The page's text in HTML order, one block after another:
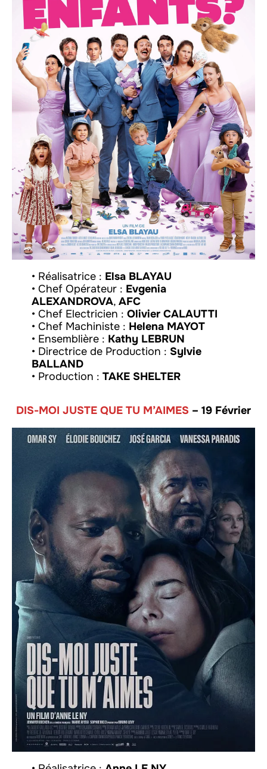
• Réalisatrice : Elsa BLAYAU
• Chef Opérateur : Evgenia
ALEXANDROVA, AFC
• Chef Electricien : Olivier CALAUTTI
• Chef Machiniste : Helena MAYOT
• Ensemblière : Kathy LEBRUN
• Directrice de Production : Sylvie
BALLAND
• Production : TAKE SHELTER
DIS-MOI JUSTE QUE TU M’AIMES – 19 Février